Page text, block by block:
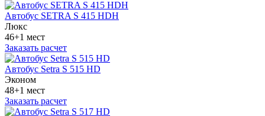
Автобус SETRA S 415 HDH
Люкс
46+1 мест
Заказать расчет
Автобус Setra S 515 HD
Эконом
48+1 мест
Заказать расчет